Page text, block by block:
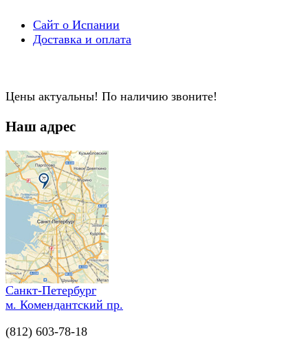
Сайт о Испании
Доставка и оплата
Цены актуальны! По наличию звоните!
Наш адрес
Санкт-Петербург
м. Комендантский пр.
(812) 603-78-18